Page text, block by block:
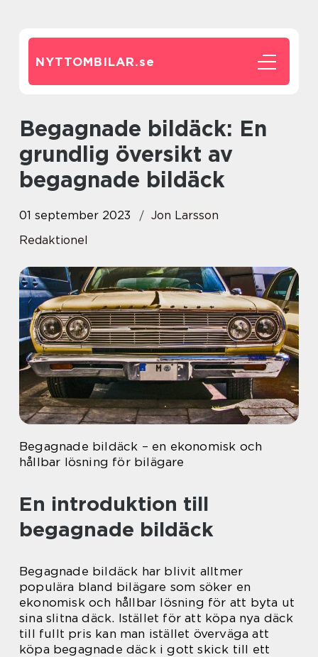
NYTTOMBILAR.se
Begagnade bildäck: En
grundlig översikt av
begagnade bildäck
01 september 2023
Jon Larsson
Redaktionel
Begagnade bildäck – en ekonomisk och
hållbar lösning för bilägare
En introduktion till
begagnade bildäck
Begagnade bildäck har blivit alltmer
populära bland bilägare som söker en
ekonomisk och hållbar lösning för att byta ut
sina slitna däck. Istället för att köpa nya däck
till fullt pris kan man istället överväga att
köpa begagnade däck i gott skick till ett